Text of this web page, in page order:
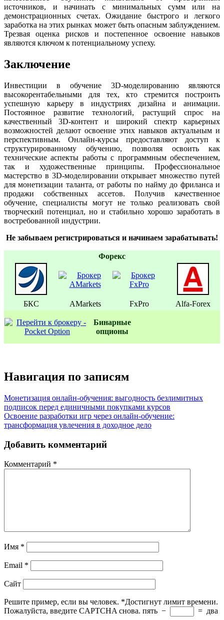
источников, и начинать с минимальных сумм или на
демонстрационных счетах. Ожидание быстрого и легкого
заработка на этих рынках может быть опасным заблуждением.
Трезвая оценка рисков и постепенное освоение навыков
являются ключом к потенциальному успеху.
Заключение
Инвестиции в обучение 3D-моделированию являются
высокорентабельными для тех, кто стремится построить
успешную карьеру в индустриях дизайна и анимации.
Постоянное развитие технологий, растущий спрос на
качественный 3D-контент и широкий спектр карьерных
возможностей делают освоение этих навыков актуальным и
перспективным. Онлайн-курсы предоставляют доступ к
структурированному обучению, позволяя освоить как
технические аспекты работы с программным обеспечением,
так и художественные принципы. Профессиональное
мастерство в 3D-моделировании открывает множество путей
для монетизации таланта, от работы по найму до фриланса и
продажи собственных ассетов. Получив качественное
обучение, специалисты могут не только реализовать свой
творческий потенциал, но и стабильно хорошо заработать в
востребованной индустрии.
Не забываем регистрироваться и начинаем зарабатывать!
Форекс
БКС AMarkets FxPro Alfa-Forex
Бинаpные
oпционы
Навигация по записям
Монетизация онлайн-обучения: выгодность безлимитных
подписок перед единичными покупками курсов
Освоение разработки игр через онлайн-обучение:
трансформация увлечения в доходное дело
Добавить комментарий
Комментарий *
Имя *
Email *
Сайт
Решите пример, если вы человек. *Достигнут лимит времени.
Пожалуйста, введите CAPTCHA снова. пять − = два